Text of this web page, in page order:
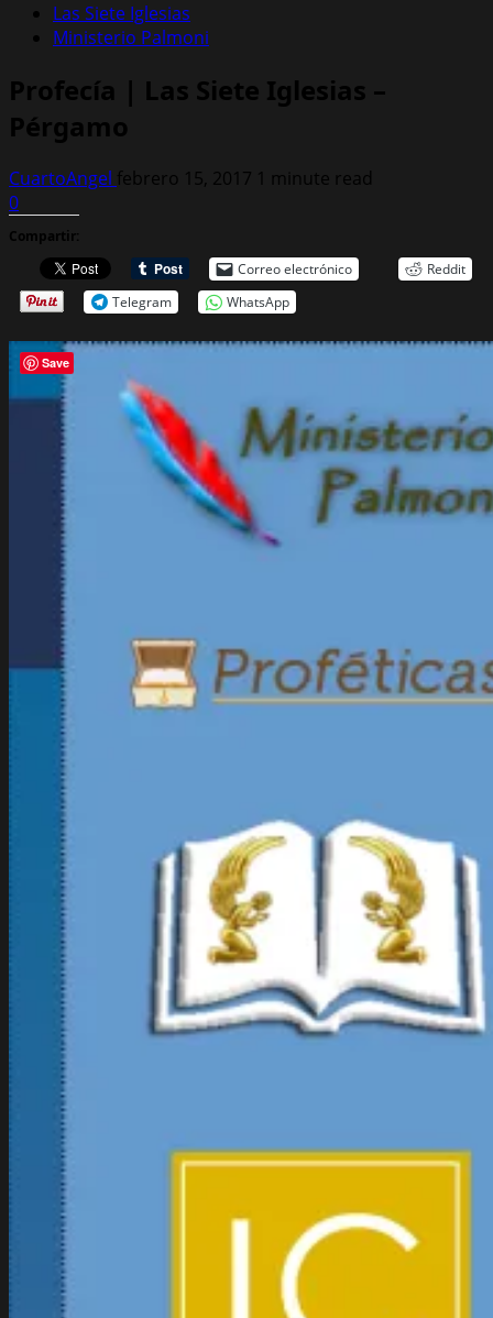
Las Siete Iglesias
Ministerio Palmoni
Profecía | Las Siete Iglesias –
Pérgamo
CuartoAngel febrero 15, 2017 1 minute read
0
Compartir:
Correo electrónico
Reddit
Telegram
WhatsApp
Save